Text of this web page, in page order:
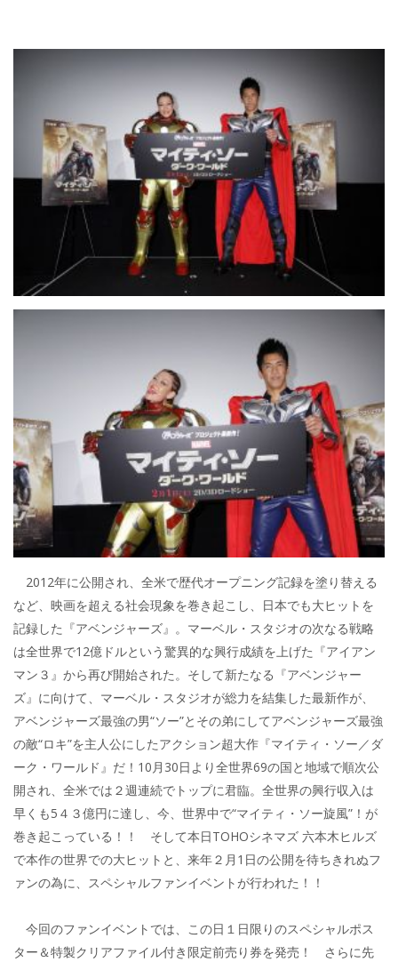
2012年に公開され、全米で歴代オープニング記録を塗り替える
など、映画を超える社会現象を巻き起こし、日本でも大ヒットを
記録した『アベンジャーズ』。マーベル・スタジオの次なる戦略
は全世界で12億ドルという驚異的な興行成績を上げた『アイアン
マン３』から再び開始された。そして新たなる『アベンジャー
ズ』に向けて、マーベル・スタジオが総力を結集した最新作が、
アベンジャーズ最強の男“ソー”とその弟にしてアベンジャーズ最強
の敵“ロキ”を主人公にしたアクション超大作『マイティ・ソー／ダ
ーク・ワールド』だ！10月30日より全世界69の国と地域で順次公
開され、全米では２週連続でトップに君臨。全世界の興行収入は
早くも5４３億円に達し、今、世界中で“マイティ・ソー旋風”！が
巻き起こっている！！ そして本日TOHOシネマズ 六本木ヒルズ
で本作の世界での大ヒットと、来年２月1日の公開を待ちきれぬフ
ァンの為に、スペシャルファンイベントが行われた！！
今回のファンイベントでは、この日１日限りのスペシャルポス
ター＆特製クリアファイル付き限定前売り券を発売！ さらに先